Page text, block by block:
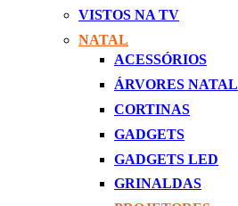
VISTOS NA TV
NATAL
ACESSÓRIOS
ÁRVORES NATAL
CORTINAS
GADGETS
GADGETS LED
GRINALDAS